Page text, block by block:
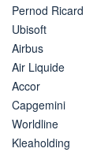
Pernod Ricard
Ubisoft
Airbus
Air Liquide
Accor
Capgemini
Worldline
Kleaholding